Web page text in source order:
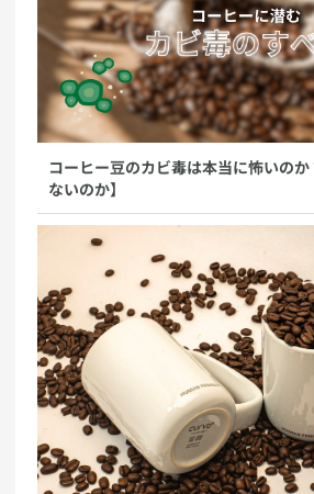
コーヒー豆のカビ毒は本当に怖いの
ないのか】